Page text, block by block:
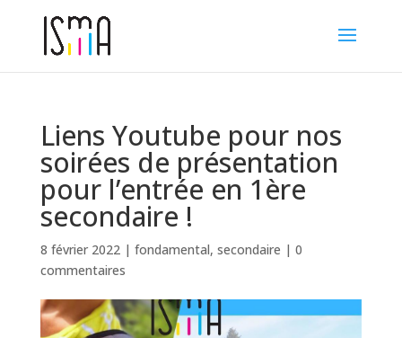
Liens Youtube pour nos
soirées de présentation
pour l’entrée en 1ère
secondaire !
8 février 2022| fondamental, secondaire | 0
commentaires